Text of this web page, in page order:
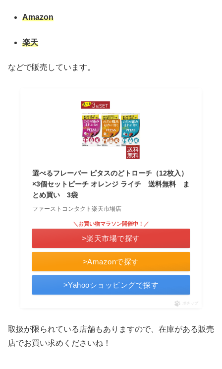
Amazon
楽天
などで販売しています。
選べるフレーバー ピタスのどトローチ（12枚入）
×3個セットピーチ オレンジ ライチ 送料無料 ま
とめ買い 3袋
ファーストコンタクト楽天市場店
>Amazonで探す
＼お買い物マラソン開催中！／
>楽天市場で探す
>Yahooショッピングで探す
ポチップ
取扱が限られている店舗もありますので、在庫がある販売
店でお買い求めくださいね！